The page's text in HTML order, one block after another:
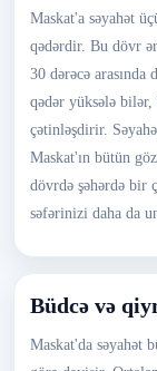
Maskat'a səyahət
qədərdir. Bu dövr
30 dərəcə arasında
qədər yüksələ bilər,
çətinləşdirir.
Maskat'ın bütün
dövrdə şəhərdə bir
səfərinizi daha da
Büdcə və
Maskat'da səyahət